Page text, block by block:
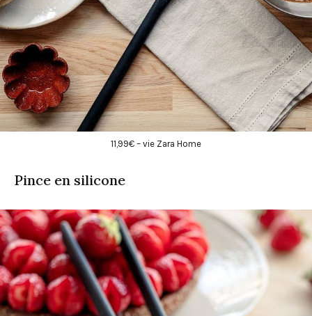
11,99€ – vie Zara Home
Pince en silicone